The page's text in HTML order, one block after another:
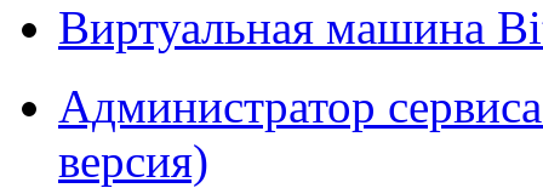
Виртуальная машина
Администратор
версия)